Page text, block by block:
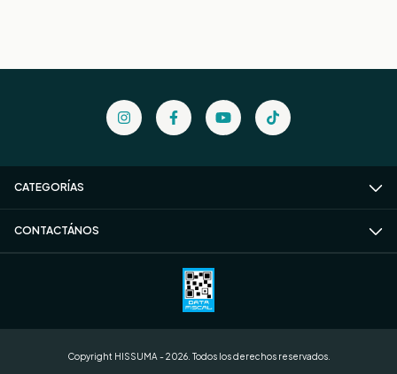
CATEGORÍAS
CONTACTÁNOS
Copyright HISSUMA - 2026. Todos los derechos reservados.